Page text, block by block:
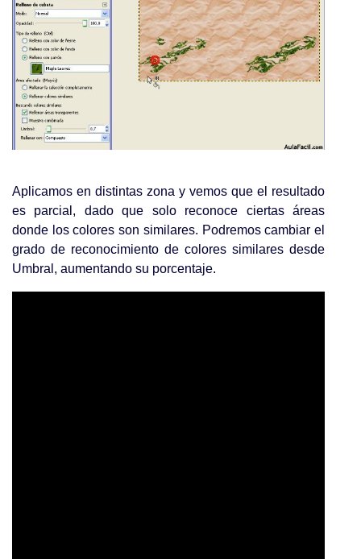
Aplicamos en distintas zona y vemos que el resultado
es parcial, dado que solo reconoce ciertas áreas
donde los colores son similares. Podremos cambiar el
grado de reconocimiento de colores similares desde
Umbral, aumentando su porcentaje.